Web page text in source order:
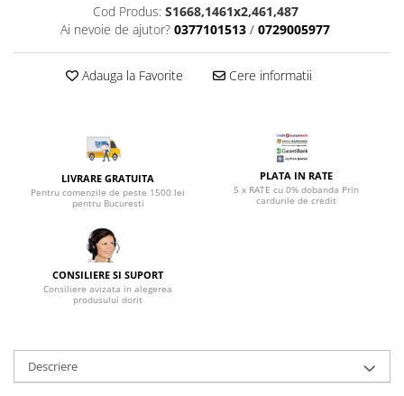
Mobila hol
Suporturi si rafturi pantofi
Portmantouri
Stender haine
Suport pentru umerase
Etajere
Mobilier gradinita
Mese gradinita
Scaune gradinita
Mobila camera copii
Cod Produs: S1668,1461x2,461,487
Ai nevoie de ajutor? 0377101513 / 0729005977
Adauga la Favorite Cere informatii
LIVRARE GRATUITA
Pentru comenzile de peste 1500 lei
pentru Bucuresti
PLATA IN RATE
5 x RATE cu 0% dobanda Prin
cardurile de credit
CONSILIERE SI SUPORT
Consiliere avizata in alegerea
produsului dorit
Descriere